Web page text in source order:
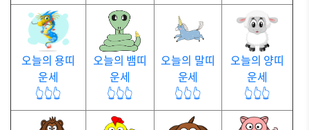
오늘의 용띠
운세
👆👆👆
오늘의 뱀띠
운세
👆👆👆
오늘의 말띠
운세
👆👆👆
오늘의 양띠
운세
👆👆👆